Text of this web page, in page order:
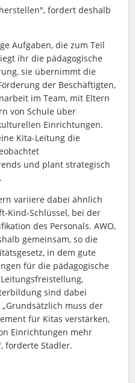
fordert deshalb
Aufgaben, die zum Teil
ihr die pädagogische
sie übernimmt die
der Beschäftigten,
im Team, mit Eltern
von Schule über
Einrichtungen.
Kita-Leitung die
und plant strategisch
variiere dabei ähnlich
Kind-Schlüssel, bei der
des Personals. AWO,
gemeinsam, so die
in dem gute
für die pädagogische
sind dabei
muss der
für Kitas verstärken,
Einrichtungen mehr
forderte Stadler.